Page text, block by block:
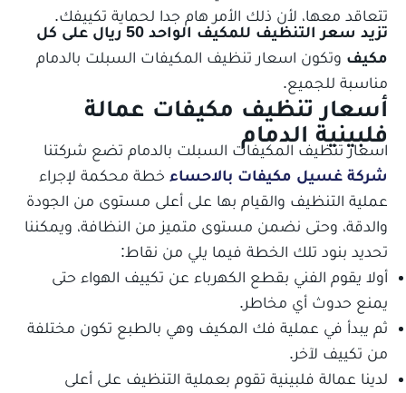
تتعاقد معها، لأن ذلك الأمر هام جدا لحماية تكييفك.
تزيد سعر التنظيف للمكيف الواحد 50 ريال على كل
مكيف وتكون اسعار تنظيف المكيفات السبلت بالدمام
مناسبة للجميع.
أسعار تنظيف مكيفات عمالة
فلبينية الدمام
اسعار تنظيف المكيفات السبلت بالدمام تضع شركتنا
شركة غسيل مكيفات بالاحساء خطة محكمة لإجراء
عملية التنظيف والقيام بها على أعلى مستوى من الجودة
والدقة، وحتى نضمن مستوى متميز من النظافة، ويمكننا
تحديد بنود تلك الخطة فيما يلي من نقاط:
أولا يقوم الفني بقطع الكهرباء عن تكييف الهواء حتى
يمنع حدوث أي مخاطر.
ثم يبدأ في عملية فك المكيف وهي بالطبع تكون مختلفة
من تكييف لآخر.
لدينا عمالة فلبينية تقوم بعملية التنظيف على أعلى